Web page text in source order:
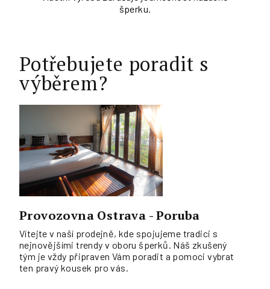
šperku.
Potřebujete poradit s
výběrem?
Provozovna Ostrava - Poruba
Vítejte v naší prodejně, kde spojujeme tradici s
nejnovějšími trendy v oboru šperků. Náš zkušený
tým je vždy připraven Vám poradit a pomoci vybrat
ten pravý kousek pro vás.